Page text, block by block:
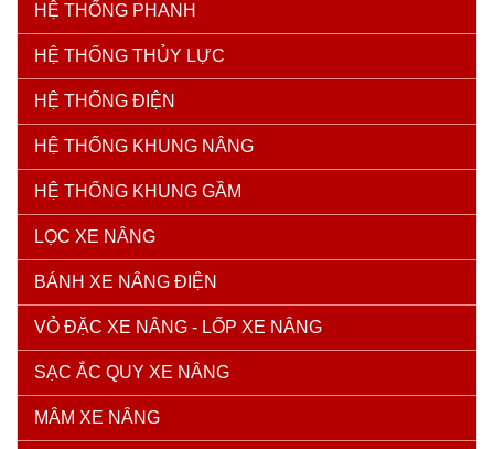
HỆ THỐNG PHANH
HỆ THỐNG THỦY LỰC
HỆ THỐNG ĐIỆN
HỆ THỐNG KHUNG NÂNG
HỆ THỐNG KHUNG GẦM
LỌC XE NÂNG
BÁNH XE NÂNG ĐIỆN
VỎ ĐẶC XE NÂNG - LỐP XE NÂNG
SẠC ẮC QUY XE NÂNG
MÂM XE NÂNG